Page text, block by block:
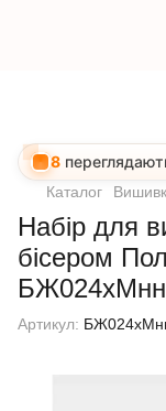
8
Каталог
Набір для
бісером
Артикул: